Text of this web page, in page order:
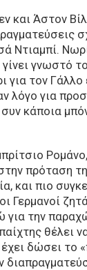
και Άστον
Ντιαμπί.
γνωστό
για τον Γάλλο
λόγο για
κάποια
πρόταση
και πιο
Γερμανοί
για την
θέλει
δώσει το